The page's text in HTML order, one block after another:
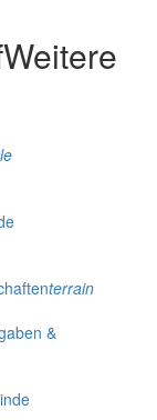
Weitere
terrain
&